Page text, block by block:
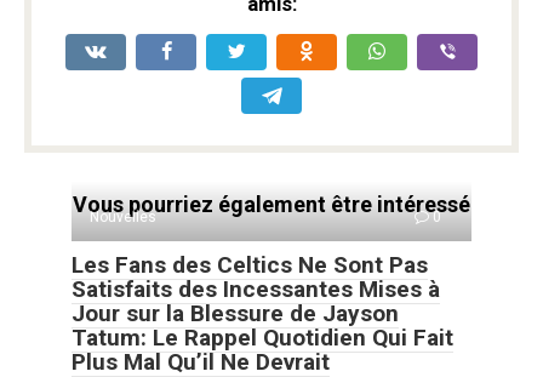
Vous pourriez également être intéressé
Nouvelles 0
Les Fans des Celtics Ne Sont Pas
Satisfaits des Incessantes Mises à
Jour sur la Blessure de Jayson
Tatum: Le Rappel Quotidien Qui Fait
Plus Mal Qu’il Ne Devrait